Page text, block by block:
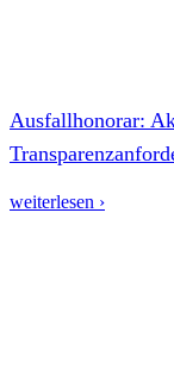
Ausfallhonorar:
weiterlesen ›